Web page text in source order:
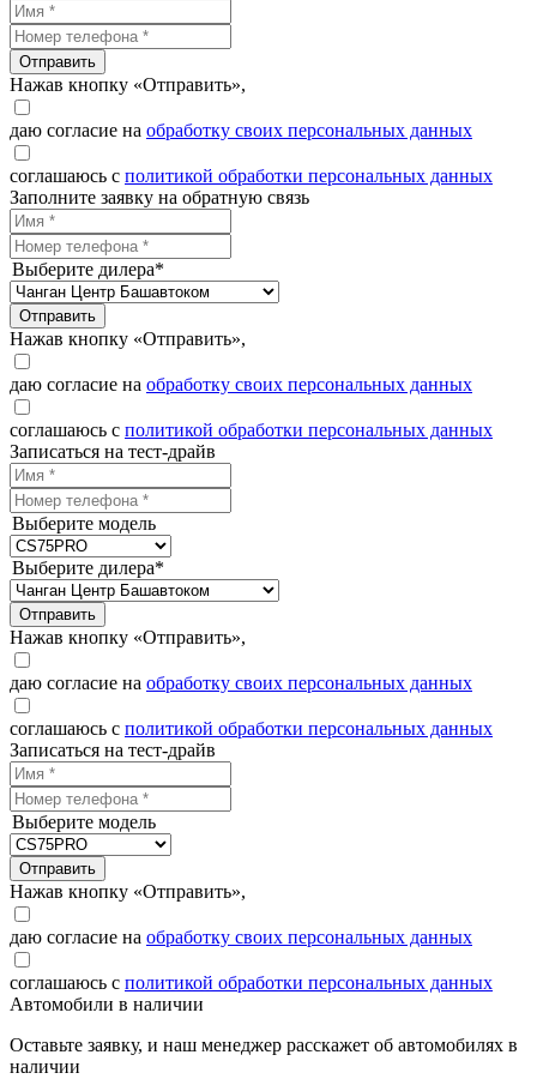
Отправить
Нажав кнопку «Отправить»,
даю согласие на обработку своих персональных данных
соглашаюсь с политикой обработки персональных данных
Заполните заявку на обратную связь
Выберите дилера*
Отправить
Нажав кнопку «Отправить»,
даю согласие на обработку своих персональных данных
соглашаюсь с политикой обработки персональных данных
Записаться на тест-драйв
Выберите модель
Выберите дилера*
Отправить
Нажав кнопку «Отправить»,
даю согласие на обработку своих персональных данных
соглашаюсь с политикой обработки персональных данных
Записаться на тест-драйв
Выберите модель
Отправить
Нажав кнопку «Отправить»,
даю согласие на обработку своих персональных данных
соглашаюсь с политикой обработки персональных данных
Автомобили в наличии
Оставьте заявку, и наш менеджер расскажет об автомобилях в
наличии